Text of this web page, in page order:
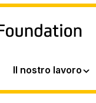
Il nostro lavoro